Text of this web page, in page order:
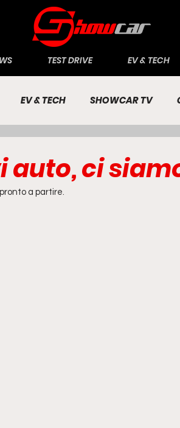
TEST DRIVE EV & TECH
EV & TECH SHOWCAR TV
auto, ci
a partire.